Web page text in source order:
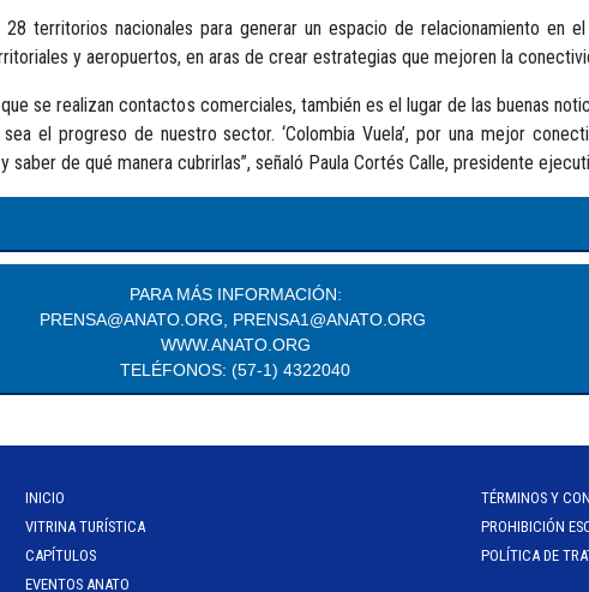
territorios nacionales para generar un espacio de relacionamiento en
y aeropuertos, en aras de crear estrategias que mejoren la
se realizan contactos comerciales, también es el lugar de las buenas
el progreso de nuestro sector. ‘Colombia Vuela’, por una mejor
de qué manera cubrirlas”, señaló Paula Cortés Calle, presidente
PARA MÁS INFORMACIÓN:
PRENSA@ANATO.ORG, PRENSA1@ANATO.ORG
WWW.ANATO.ORG
TELÉFONOS: (57-1) 4322040
INICIO
VITRINA TURÍSTICA
CAPÍTULOS
EVENTOS ANATO
TÉRMINOS Y
PROHIBICIÓN
POLÍTICA DE